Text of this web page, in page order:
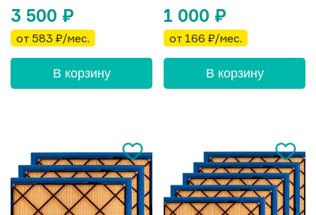
3 500 ₽
от 583 ₽/мес.
В корзину
1 000 ₽
от 166 ₽/мес.
В корзину